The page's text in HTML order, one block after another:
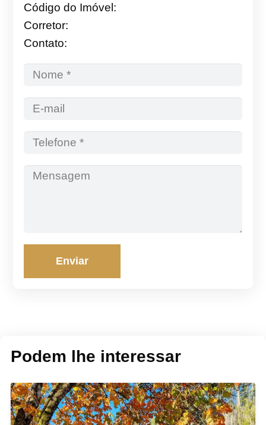
Código do Imóvel:
Corretor:
Contato:
Enviar
Podem lhe interessar